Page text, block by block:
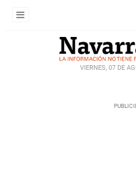
VIERNES, 07 DE